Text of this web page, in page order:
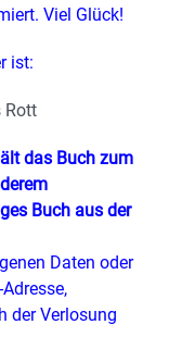
Viel Glück!
ist:
Rott
das Buch zum
Buch aus der
Daten oder
der Verlosung